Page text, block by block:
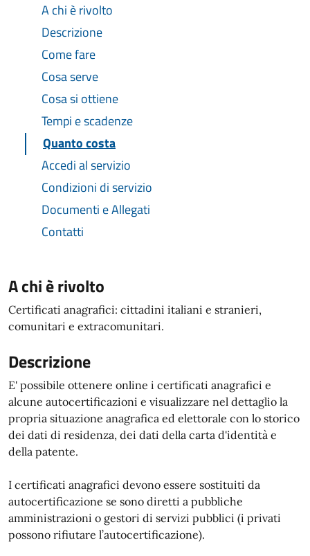
A chi è rivolto
Descrizione
Come fare
Cosa serve
Cosa si ottiene
Tempi e scadenze
Quanto costa
Accedi al servizio
Condizioni di servizio
Documenti e Allegati
Contatti
A chi è rivolto
Certificati anagrafici: cittadini italiani e stranieri,
comunitari e extracomunitari.
Descrizione
E' possibile ottenere online i certificati anagrafici e
alcune autocertificazioni e visualizzare nel dettaglio la
propria situazione anagrafica ed elettorale con lo storico
dei dati di residenza, dei dati della carta d'identità e
della patente.
I certificati anagrafici devono essere sostituiti da
autocertificazione se sono diretti a pubbliche
amministrazioni o gestori di servizi pubblici (i privati
possono rifiutare l’autocertificazione).